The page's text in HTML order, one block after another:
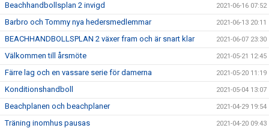
Beachhandbollsplan 2 invigd 2021-06-16 07:52
Barbro och Tommy nya hedersmedlemmar 2021-06-13 20:11
BEACHHANDBOLLSPLAN 2 växer fram och är snart klar 2021-06-07 23:30
Välkommen till årsmöte 2021-05-21 12:45
Färre lag och en vassare serie för damerna 2021-05-20 11:19
Konditionshandboll 2021-05-04 13:07
Beachplanen och beachplaner 2021-04-29 19:54
Träning inomhus pausas 2021-04-20 09:43